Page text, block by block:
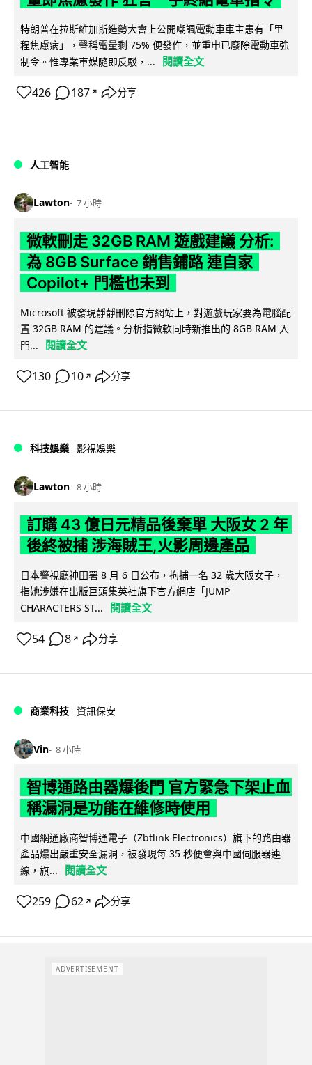
特朗普在拉斯維加斯造勢大會上公開嘲諷電動車車主患有「里
程焦慮病」，聲稱電量剩 75% 便發作，並重申已廢除電動車強
制令。惟專業車媒隨即反駁，...
閱讀全文
426 187 ↗ 分享
人工智能
Lawton 7 小時
微軟刪走 32GB RAM 遊戲建議 分析:
為 8GB Surface 銷售鋪路 連自家
Copilot+ 門檻也未到
Microsoft 被發現靜靜刪除官方網站上，對遊戲玩家要為電腦配
置 32GB RAM 的建議。分析指微軟同時新推出的 8GB RAM 入
門...
閱讀全文
130 10 ↗ 分享
科技娛樂 影視娛樂
Lawton 8 小時
訂購 43 億日元精品後棄單 大阪女 2 年
後終被捕 涉海賊王,火影周邊產品
日本警視廳神田署 8 月 6 日公布，拘捕一名 32 歲大阪女子，
指她涉嫌在出版巨頭集英社旗下官方網店「JUMP
CHARACTERS ST...
閱讀全文
54 8 ↗ 分享
商業科技 資訊保安
Vin 8 小時
智博通路由器爆後門 官方緊急下架止血
稱漏洞是功能在維修時使用
中國網通廠商智博通電子（Zbtlink Electronics）旗下的路由器
產品爆出嚴重安全漏洞，被發現每 35 秒便會與中國伺服器連
線，旗...
閱讀全文
259 62 ↗ 分享
ADVERTISEMENT